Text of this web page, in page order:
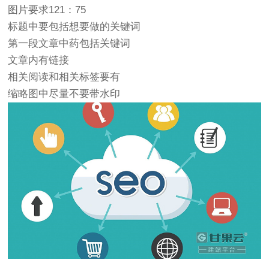
图片要求121：75
标题中要包括想要做的关键词
第一段文章中药包括关键词
文章内有链接
相关阅读和相关标签要有
缩略图中尽量不要带水印